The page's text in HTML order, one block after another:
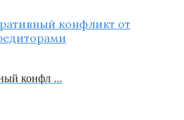
конфл …